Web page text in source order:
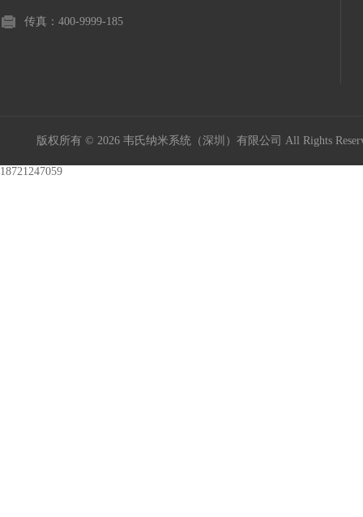
传真：400-9999-185
版权所有 © 2026 韦氏纳米系统（深圳）有限公司 All Rights
18721247059